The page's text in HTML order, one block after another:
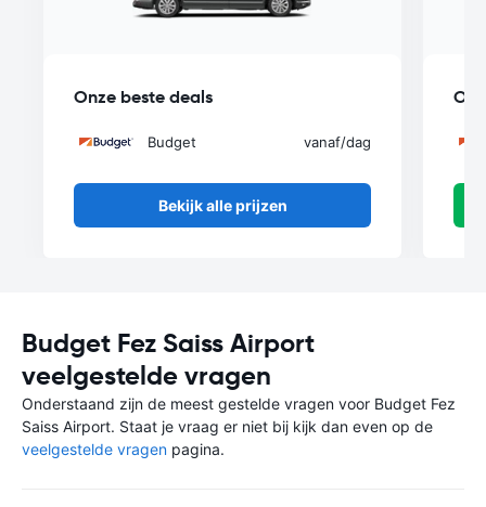
Onze beste deals
Budget vanaf/dag
Bekijk alle prijzen
Budget Fez Saiss Airport
veelgestelde vragen
Onderstaand zijn de meest gestelde vragen voor Budget Fez
Saiss Airport. Staat je vraag er niet bij kijk dan even op de
veelgestelde vragen pagina.